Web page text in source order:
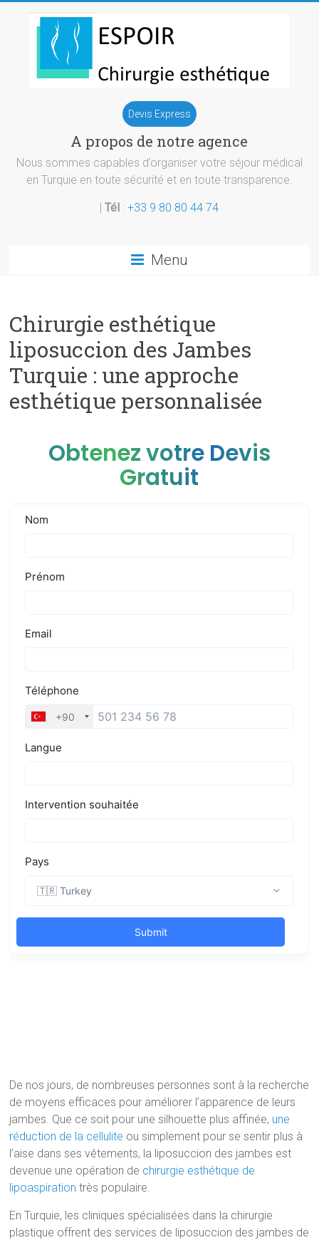
esthetique
Turquie
Devis Express
A propos de notre agence
Nous sommes capables d’organiser votre séjour médical
en Turquie en toute sécurité et en toute transparence.
|Tél :+33 9 80 80 44 74
Menu
Chirurgie esthétique
liposuccion des Jambes
Turquie : une approche
esthétique personnalisée
Obtenez votre Devis
Gratuit
De nos jours, de nombreuses personnes sont à la recherche
de moyens efficaces pour améliorer l’apparence de leurs
jambes. Que ce soit pour une silhouette plus affinée, une
réduction de la cellulite ou simplement pour se sentir plus à
l’aise dans ses vêtements, la liposuccion des jambes est
devenue une opération de chirurgie esthétique de
lipoaspiration très populaire.
En Turquie, les cliniques spécialisées dans la chirurgie
plastique offrent des services de liposuccion des jambes de